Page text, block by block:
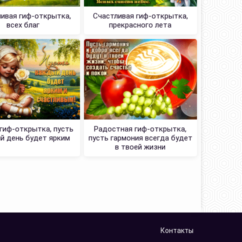
гиф-открытка,
всех благ
Счастливая гиф-открытка,
прекрасного лета
открытка, пусть
день будет ярким
Радостная гиф-открытка,
пусть гармония всегда будет
в твоей жизни
Контакты